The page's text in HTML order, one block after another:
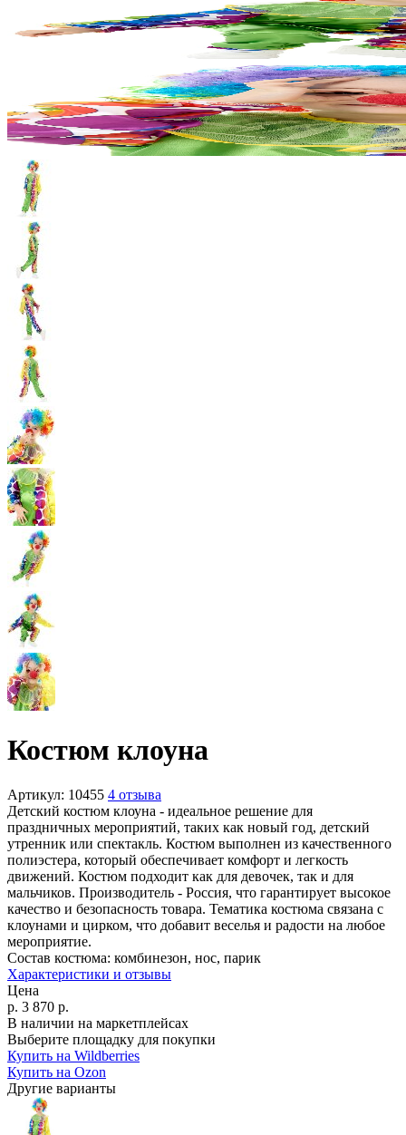
Костюм клоуна
Артикул: 10455 4 отзыва
Детский костюм клоуна - идеальное решение для
праздничных мероприятий, таких как новый год, детский
утренник или спектакль. Костюм выполнен из качественного
полиэстера, который обеспечивает комфорт и легкость
движений. Костюм подходит как для девочек, так и для
мальчиков. Производитель - Россия, что гарантирует высокое
качество и безопасность товара. Тематика костюма связана с
клоунами и цирком, что добавит веселья и радости на любое
мероприятие.
Состав костюма: комбинезон, нос, парик
Характеристики и отзывы
Цена
р. 3 870 р.
В наличии на маркетплейсах
Выберите площадку для покупки
Купить на Wildberries
Купить на Ozon
Другие варианты